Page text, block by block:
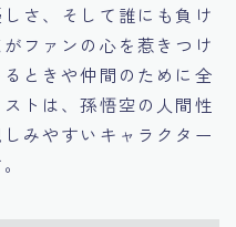
さ、そして誰にも負け
ファンの心を惹きつけ
ときや仲間のために全
トは、孫悟空の人間性
みやすいキャラクター